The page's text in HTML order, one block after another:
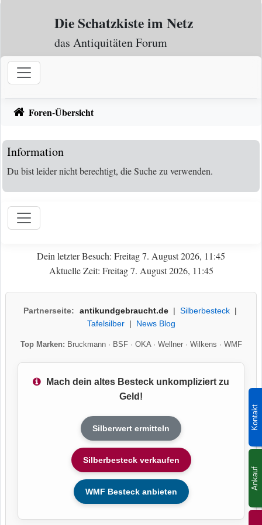
Kontakt
Ankauf
Zum Inhalt
Die Schatzkiste im Netz
das Antiquitäten Forum
Foren-Übersicht
Information
Du bist leider nicht berechtigt, die Suche zu verwenden.
Dein letzter Besuch: Freitag 7. August 2026, 11:45
Aktuelle Zeit: Freitag 7. August 2026, 11:45
Partnerseite: antikundgebraucht.de| Silberbesteck|
Tafelsilber| News Blog
Top Marken: Bruckmann· BSF· OKA· Wellner· Wilkens · WMF
Mach dein altes Besteck unkompliziert zu
Geld!
Silberwert ermitteln
Silberbesteck verkaufen
WMF Besteck anbieten